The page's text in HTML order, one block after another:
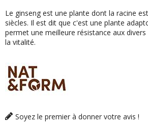
Le ginseng est une plante dont la racine
siècles. Il est dit que c'est une plante
permet une meilleure résistance aux
la vitalité.
Soyez le premier à donner votre avis !